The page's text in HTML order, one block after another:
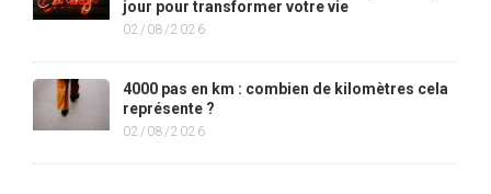
jour pour transformer votre vie
02/08/2026
4000 pas en km : combien de kilomètres cela
représente ?
02/08/2026